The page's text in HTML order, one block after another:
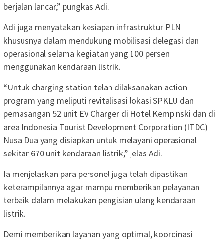
berjalan lancar,” pungkas Adi.
Adi juga menyatakan kesiapan infrastruktur PLN
khususnya dalam mendukung mobilisasi delegasi dan
operasional selama kegiatan yang 100 persen
menggunakan kendaraan listrik.
“Untuk charging station telah dilaksanakan action
program yang meliputi revitalisasi lokasi SPKLU dan
pemasangan 52 unit EV Charger di Hotel Kempinski dan di
area Indonesia Tourist Development Corporation (ITDC)
Nusa Dua yang disiapkan untuk melayani operasional
sekitar 670 unit kendaraan listrik,” jelas Adi.
Ia menjelaskan para personel juga telah dipastikan
keterampilannya agar mampu memberikan pelayanan
terbaik dalam melakukan pengisian ulang kendaraan
listrik.
Demi memberikan layanan yang optimal, koordinasi